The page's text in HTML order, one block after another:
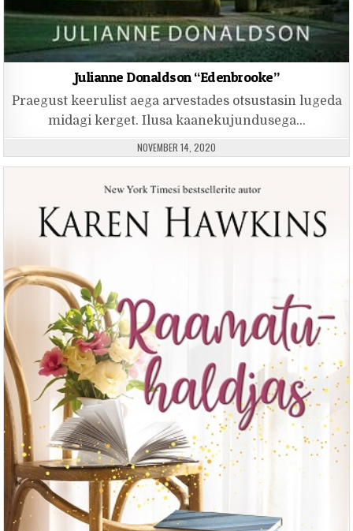
Julianne Donaldson “Edenbrooke”
Praegust keerulist aega arvestades otsustasin lugeda
midagi kerget. Ilusa kaanekujundusega…
PUBLISHED DATE:
NOVEMBER 14, 2020